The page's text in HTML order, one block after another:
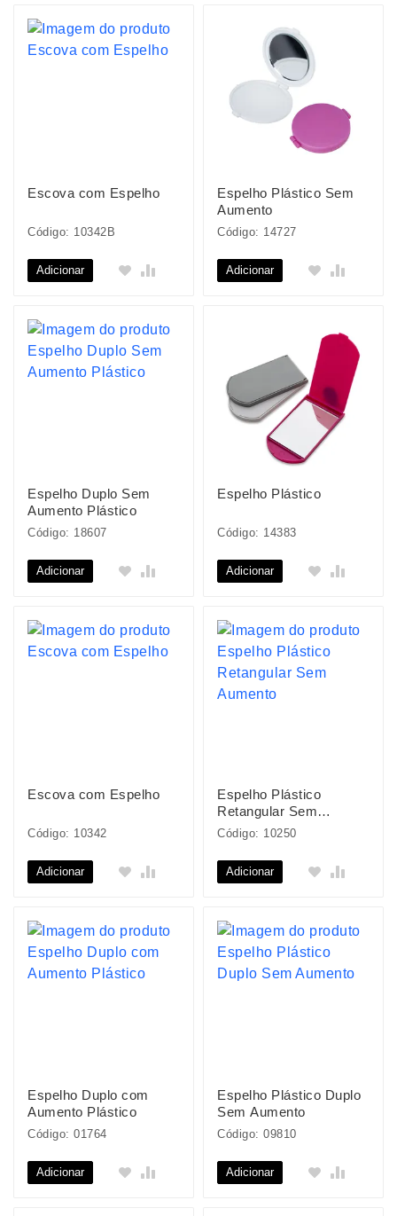
Escova com Espelho
Código: 10342B
Adicionar
Espelho Plástico Sem
Aumento
Código: 14727
Adicionar
Espelho Duplo Sem
Aumento Plástico
Código: 18607
Adicionar
Espelho Plástico
Código: 14383
Adicionar
Escova com Espelho
Código: 10342
Adicionar
Espelho Plástico
Retangular Sem
Aumento
Código: 10250
Adicionar
Espelho Duplo com
Aumento Plástico
Código: 01764
Adicionar
Espelho Plástico Duplo
Sem Aumento
Código: 09810
Adicionar